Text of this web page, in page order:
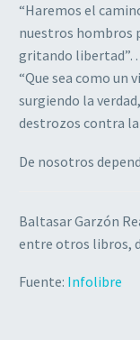
“Haremos el
nuestros hombros
gritando
“Que sea como un
surgiendo la
destrozos contra
De nosotros
Baltasar Garzón
entre otros libros,
Fuente: Infolibre